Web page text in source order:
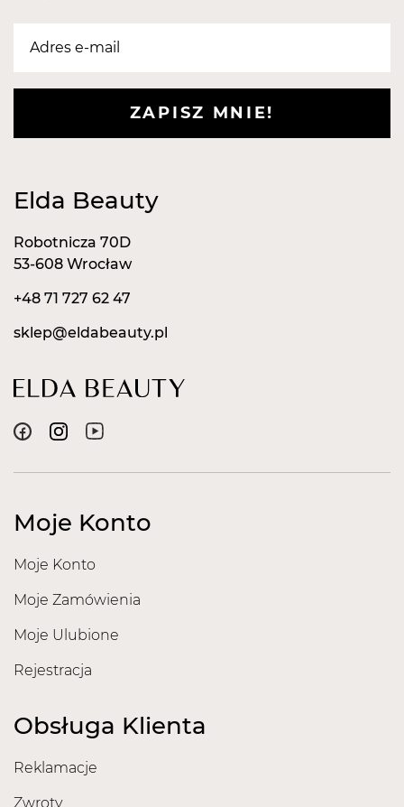
Twórz wzory, łącz kolory - wystarczy, że wybierzesz
ZAPISZ MNIE!
Moje Konto
Moje Konto
Moje Zamówienia
Moje Ulubione
Rejestracja
Obsługa Klienta
Reklamacje
Zwroty
Elda Beauty
Robotnicza 70D
53-608 Wrocław
+48 71 727 62 47
sklep@eldabeauty.pl